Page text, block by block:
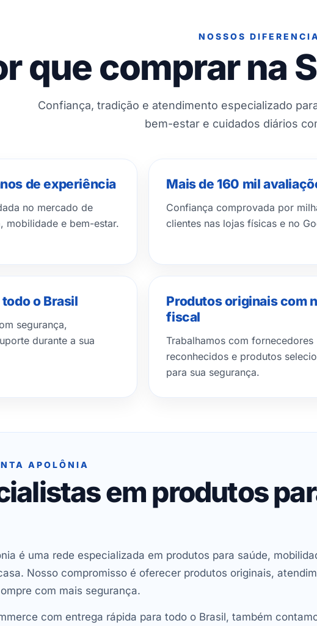
NOSSOS
que comprar na
Confiança, tradição e atendimento especializado
bem-estar e cuidados diários
de experiência
no mercado de
mobilidade e bem-estar.
Mais de 160 mil
Confiança comprovada por
clientes nas lojas físicas e no
o Brasil
segurança,
durante a sua
Produtos originais com
fiscal
Trabalhamos com fornecedores
reconhecidos e produtos
para sua segurança.
APOLÔNIA
em produtos
é uma rede especializada em produtos para saúde,
Nosso compromisso é oferecer produtos originais,
com mais segurança.
com entrega rápida para todo o Brasil, também